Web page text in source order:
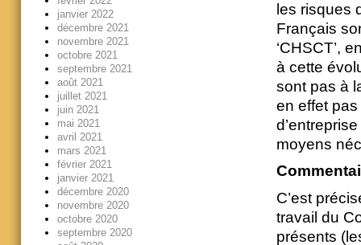
les risques
Français
‘CHSCT’,
à cette
sont pas à
en effet
moyens
C’est
travail du
présents
janvier 2022
décembre 2021
novembre 2021
octobre 2021
septembre 2021
août 2021
juillet 2021
juin 2021
mai 2021
avril 2021
mars 2021
février 2021
janvier 2021
décembre 2020
novembre 2020
octobre 2020
septembre 2020